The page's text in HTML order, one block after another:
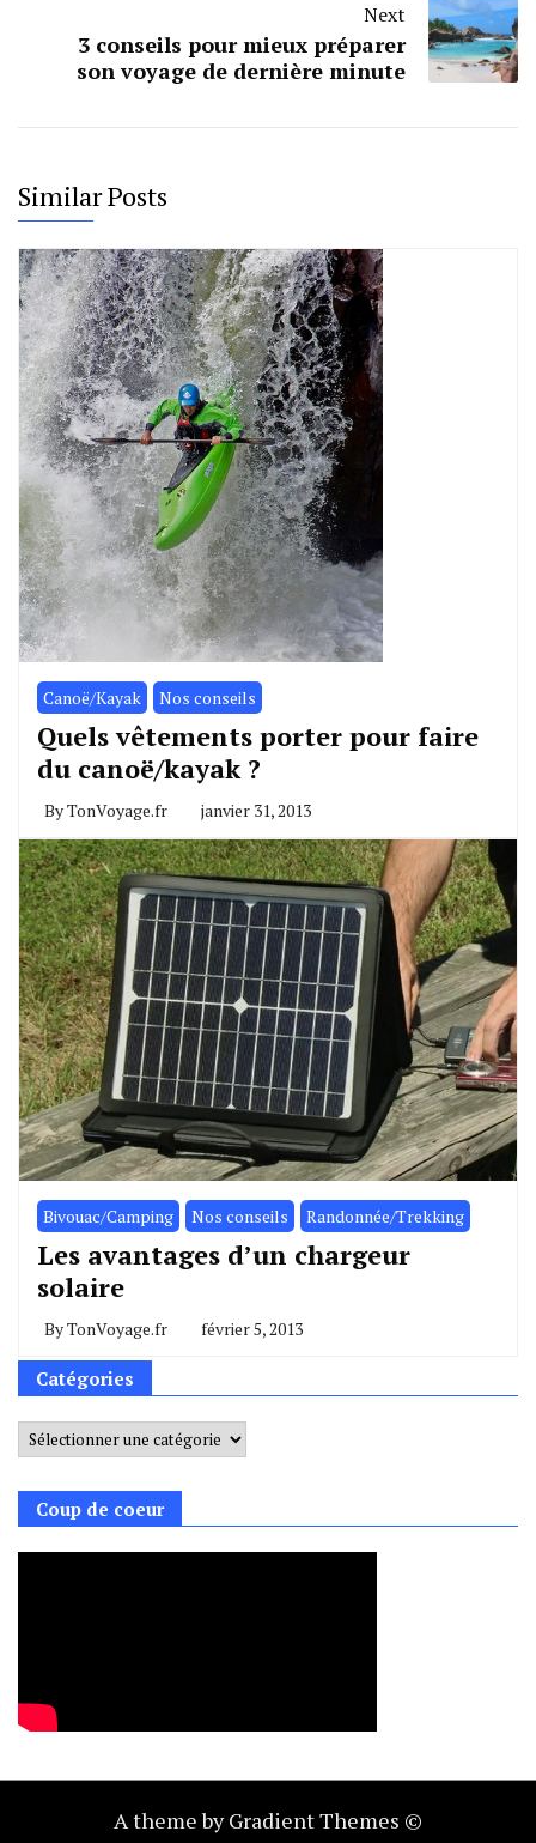
Next
3 conseils pour mieux préparer
son voyage de dernière minute
Similar Posts
Canoë/Kayak Nos conseils
Quels vêtements porter pour faire
du canoë/kayak ?
ByTonVoyage.fr janvier 31, 2013
Bivouac/Camping Nos conseils Randonnée/Trekking
Les avantages d’un chargeur
solaire
ByTonVoyage.fr février 5, 2013
Catégories
Catégories
Coup de coeur
A theme by Gradient Themes ©